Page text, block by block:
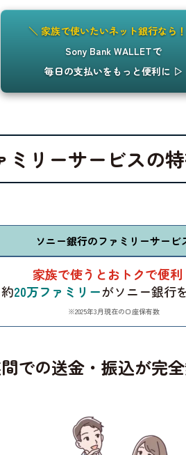
＼ 家族で使いたいネット銀行なら
Sony Bank WALLETで
毎日の支払いをもっと便利に ▷
ミリーサービスの
ソニー銀行のファミリーサービ
家族で使うとおトクで便利
約20万ファミリーがソニー銀行
※2025年3月現在の口座保有数
での送金・振込が完